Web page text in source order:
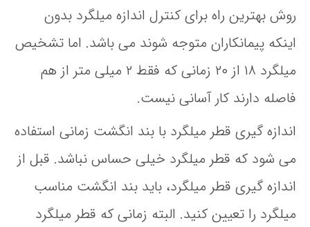
روش بهترین راه برای کنترل اندازه میلگرد بدون
اینکه پیمانکاران متوجه شوند می باشد. اما تشخیص
میلگرد ۱۸ از ۲۰ زمانی که فقط ۲ میلی متر از هم
فاصله دارند کار آسانی نیست.
اندازه گیری قطر میلگرد با بند انگشت زمانی استفاده
می شود که قطر میلگرد خیلی حساس نباشد. قبل از
اندازه گیری قطر میلگرد، باید بند انگشت مناسب
میلگرد را تعیین کنید. البته زمانی که قطر میلگرد